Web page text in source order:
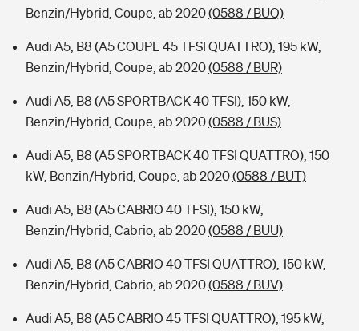
Benzin/Hybrid, Coupe, ab 2020(0588 / BUQ)
Audi A5, B8 (A5 COUPE 45 TFSI QUATTRO), 195 kW,
Benzin/Hybrid, Coupe, ab 2020(0588 / BUR)
Audi A5, B8 (A5 SPORTBACK 40 TFSI), 150 kW,
Benzin/Hybrid, Coupe, ab 2020(0588 / BUS)
Audi A5, B8 (A5 SPORTBACK 40 TFSI QUATTRO), 150
kW, Benzin/Hybrid, Coupe, ab 2020(0588 / BUT)
Audi A5, B8 (A5 CABRIO 40 TFSI), 150 kW,
Benzin/Hybrid, Cabrio, ab 2020(0588 / BUU)
Audi A5, B8 (A5 CABRIO 40 TFSI QUATTRO), 150 kW,
Benzin/Hybrid, Cabrio, ab 2020(0588 / BUV)
Audi A5, B8 (A5 CABRIO 45 TFSI QUATTRO), 195 kW,